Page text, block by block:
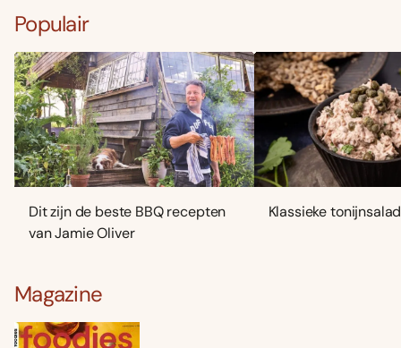
Populair
Dit zijn de beste BBQ recepten
van Jamie Oliver
Klassieke
Magazine